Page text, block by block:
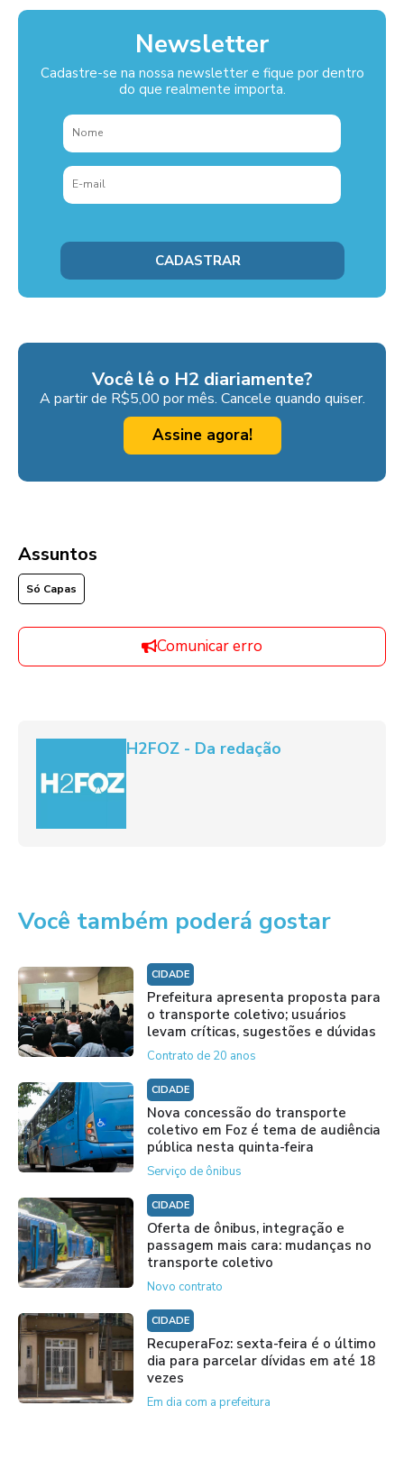
Newsletter
Cadastre-se na nossa newsletter e fique por dentro
do que realmente importa.
Você lê o H2 diariamente?
A partir de R$5,00 por mês. Cancele quando quiser.
Assine agora!
Assuntos
Só Capas
Comunicar erro
H2FOZ - Da redação
Você também poderá gostar
CIDADE
Prefeitura apresenta proposta para
o transporte coletivo; usuários
levam críticas, sugestões e dúvidas
Contrato de 20 anos
CIDADE
Nova concessão do transporte
coletivo em Foz é tema de audiência
pública nesta quinta-feira
Serviço de ônibus
CIDADE
Oferta de ônibus, integração e
passagem mais cara: mudanças no
transporte coletivo
Novo contrato
CIDADE
RecuperaFoz: sexta-feira é o último
dia para parcelar dívidas em até 18
vezes
Em dia com a prefeitura